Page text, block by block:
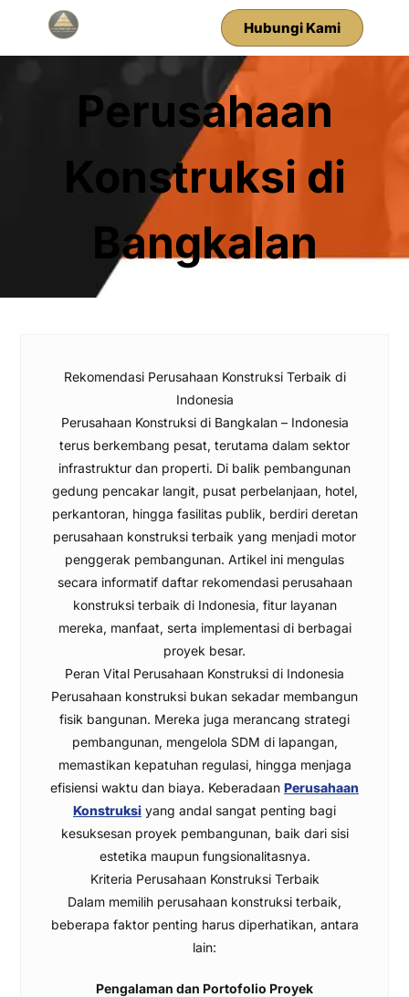
Hubungi Kami
Perusahaan
Konstruksi di
Bangkalan
Rekomendasi Perusahaan Konstruksi Terbaik di
Indonesia
Perusahaan Konstruksi di Bangkalan – Indonesia
terus berkembang pesat, terutama dalam sektor
infrastruktur dan properti. Di balik pembangunan
gedung pencakar langit, pusat perbelanjaan, hotel,
perkantoran, hingga fasilitas publik, berdiri deretan
perusahaan konstruksi terbaik yang menjadi motor
penggerak pembangunan. Artikel ini mengulas
secara informatif daftar rekomendasi perusahaan
konstruksi terbaik di Indonesia, fitur layanan
mereka, manfaat, serta implementasi di berbagai
proyek besar.
Peran Vital Perusahaan Konstruksi di Indonesia
Perusahaan konstruksi bukan sekadar membangun
fisik bangunan. Mereka juga merancang strategi
pembangunan, mengelola SDM di lapangan,
memastikan kepatuhan regulasi, hingga menjaga
efisiensi waktu dan biaya. Keberadaan Perusahaan
Konstruksi yang andal sangat penting bagi
kesuksesan proyek pembangunan, baik dari sisi
estetika maupun fungsionalitasnya.
Kriteria Perusahaan Konstruksi Terbaik
Dalam memilih perusahaan konstruksi terbaik,
beberapa faktor penting harus diperhatikan, antara
lain:
Pengalaman dan Portofolio Proyek